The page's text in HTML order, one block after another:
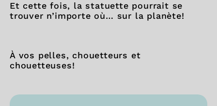
Et cette fois, la statuette pourrait se
trouver n’importe où… sur la planète!
À vos pelles, chouetteurs et
chouetteuses!